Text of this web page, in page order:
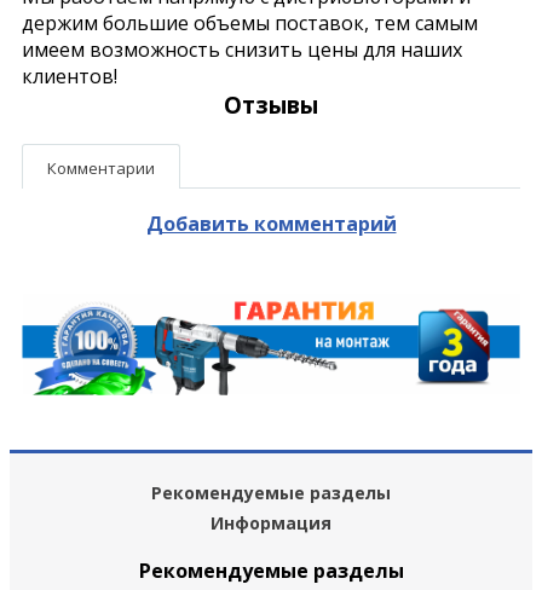
держим большие объемы поставок, тем самым
имеем возможность снизить цены для наших
клиентов!
Отзывы
Комментарии
Добавить комментарий
Рекомендуемые разделы
Информация
Рекомендуемые разделы